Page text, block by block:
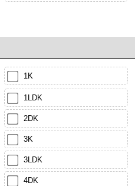
1K
1LDK
2DK
3K
3LDK
4DK